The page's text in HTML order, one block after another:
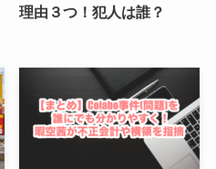
理由３つ！犯人は誰？